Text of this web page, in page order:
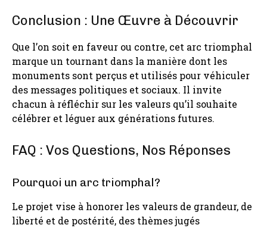
Conclusion : Une Œuvre à Découvrir
Que l’on soit en faveur ou contre, cet arc triomphal
marque un tournant dans la manière dont les
monuments sont perçus et utilisés pour véhiculer
des messages politiques et sociaux. Il invite
chacun à réfléchir sur les valeurs qu’il souhaite
célébrer et léguer aux générations futures.
FAQ : Vos Questions, Nos Réponses
Pourquoi un arc triomphal?
Le projet vise à honorer les valeurs de grandeur, de
liberté et de postérité, des thèmes jugés